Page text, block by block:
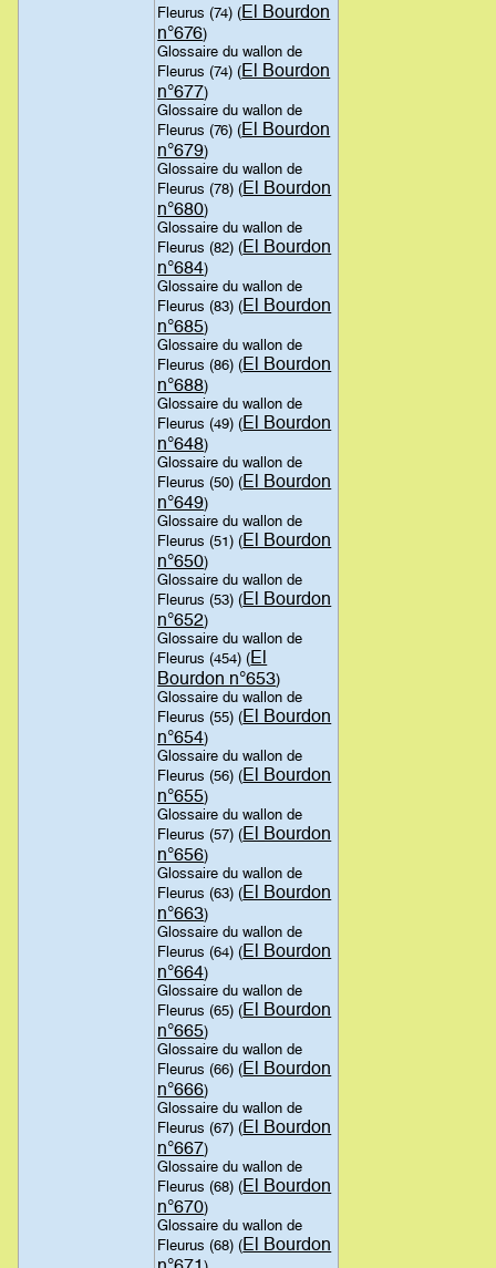
Fleurus (74) (El Bourdon
n°676)
Glossaire du wallon de
Fleurus (74) (El Bourdon
n°677)
Glossaire du wallon de
Fleurus (76) (El Bourdon
n°679)
Glossaire du wallon de
Fleurus (78) (El Bourdon
n°680)
Glossaire du wallon de
Fleurus (82) (El Bourdon
n°684)
Glossaire du wallon de
Fleurus (83) (El Bourdon
n°685)
Glossaire du wallon de
Fleurus (86) (El Bourdon
n°688)
Glossaire du wallon de
Fleurus (49) (El Bourdon
n°648)
Glossaire du wallon de
Fleurus (50) (El Bourdon
n°649)
Glossaire du wallon de
Fleurus (51) (El Bourdon
n°650)
Glossaire du wallon de
Fleurus (53) (El Bourdon
n°652)
Glossaire du wallon de
Fleurus (454) (El
Bourdon n°653)
Glossaire du wallon de
Fleurus (55) (El Bourdon
n°654)
Glossaire du wallon de
Fleurus (56) (El Bourdon
n°655)
Glossaire du wallon de
Fleurus (57) (El Bourdon
n°656)
Glossaire du wallon de
Fleurus (63) (El Bourdon
n°663)
Glossaire du wallon de
Fleurus (64) (El Bourdon
n°664)
Glossaire du wallon de
Fleurus (65) (El Bourdon
n°665)
Glossaire du wallon de
Fleurus (66) (El Bourdon
n°666)
Glossaire du wallon de
Fleurus (67) (El Bourdon
n°667)
Glossaire du wallon de
Fleurus (68) (El Bourdon
n°670)
Glossaire du wallon de
Fleurus (68) (El Bourdon